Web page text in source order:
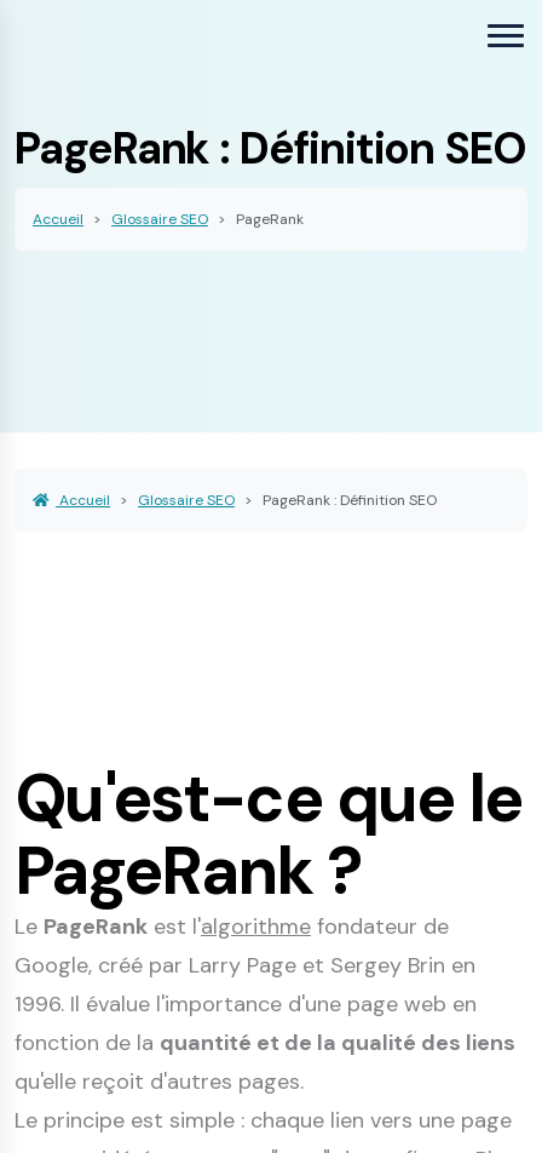
PageRank : Définition SEO
Accueil Glossaire SEO PageRank
Accueil Glossaire SEO PageRank : Définition SEO
Qu'est-ce que le
PageRank ?
Le PageRank est l'algorithme fondateur de
Google, créé par Larry Page et Sergey Brin en
1996. Il évalue l'importance d'une page web en
fonction de la quantité et de la qualité des liens
qu'elle reçoit d'autres pages.
Le principe est simple : chaque lien vers une page